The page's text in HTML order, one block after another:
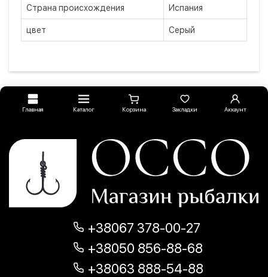
Страна происхождения Испания
цвет Серый
Главная Каталог Корзина Закладки Аккаунт
+38067 378-00-27
+38050 856-88-68
+38063 888-54-88